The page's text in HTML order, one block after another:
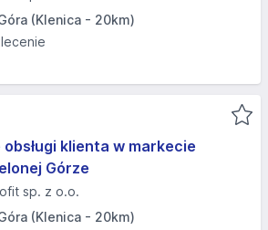
(Klenica - 20km)
klienta w markecie
Górze
sp. z o.o.
(Klenica - 20km)